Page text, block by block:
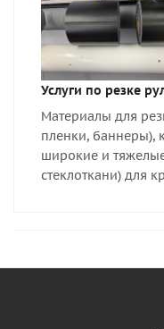
Услуги по резке
Материалы для
пленки, баннеры),
широкие и тяжелые
стеклоткани) для